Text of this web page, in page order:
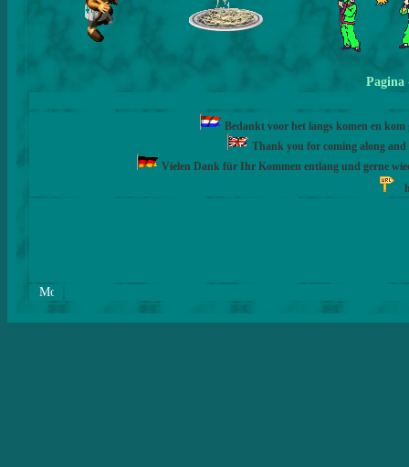
Pagina
Bedankt voor het langs komen en
Thank you for coming along and
Vielen Dank für Ihr Kommen entlang und gerne